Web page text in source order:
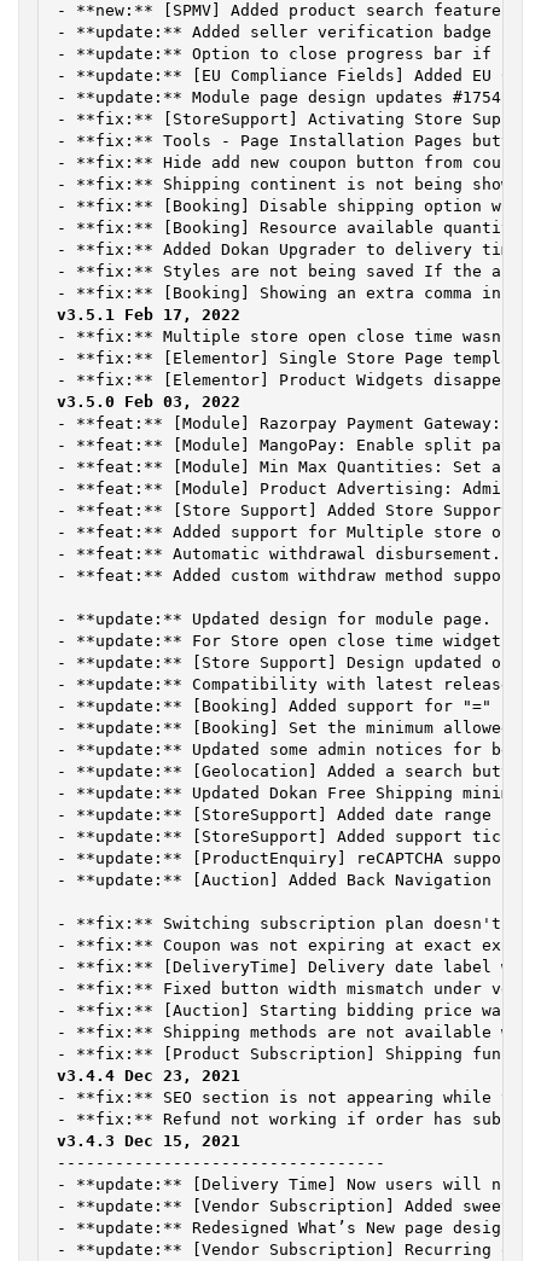
- **new:** [SPMV] Added product search feature
- **update:** Added seller verification badge
- **update:** Option to close progress bar if
- **update:** [EU Compliance Fields] Added EU
- **update:** Module page design updates #1754
- **fix:** [StoreSupport] Activating Store Support
- **fix:** Tools - Page Installation Pages button
- **fix:** Hide add new coupon button from coupon
- **fix:** Shipping continent is not being shown
- **fix:** [Booking] Disable shipping option when
- **fix:** [Booking] Resource available quantity
- **fix:** Added Dokan Upgrader to delivery time
- **fix:** Styles are not being saved If the
- **fix:** Multiple store open close time wasn't
- **fix:** [Elementor] Single Store Page template
- **feat:** [Module] Razorpay Payment Gateway:
- **feat:** [Module] MangoPay: Enable split
- **feat:** [Module] Min Max Quantities: Set a
- **feat:** [Module] Product Advertising: Admin
- **feat:** [Store Support] Added Store Support
- **feat:** Added support for Multiple store
- **feat:** Automatic withdrawal disbursement.
- **feat:** Added custom withdraw method support
- **update:** Updated design for module page.
- **update:** For Store open close time widget,
- **update:** [Store Support] Design updated on
- **update:** Compatibility with latest release of
- **update:** [Booking] Added support for "="
- **update:** [Booking] Set the minimum
- **update:** Updated some admin notices for
- **update:** [Geolocation] Added a search
- **update:** Updated Dokan Free Shipping
- **update:** [StoreSupport] Added date range
- **update:** [StoreSupport] Added support tickets
- **update:** [ProductEnquiry] reCAPTCHA support
- **update:** [Auction] Added Back Navigation
- **fix:** Switching subscription plan doesn't
- **fix:** Coupon was not expiring at exact
- **fix:** [DeliveryTime] Delivery date label
- **fix:** Fixed button width mismatch under
- **fix:** [Auction] Starting bidding price was
- **fix:** Shipping methods are not available
- **fix:** SEO section is not appearing while the
----------------------------------
- **update:** [Delivery Time] Now users will not
- **update:** [Vendor Subscription] Added sweet
- **update:** Redesigned What’s New page design
- **update:** [Vendor Subscription] Recurring